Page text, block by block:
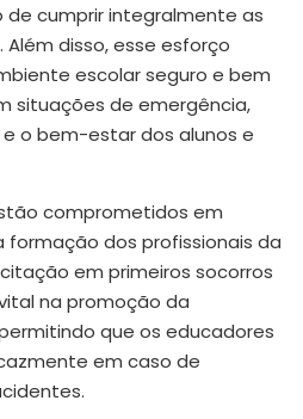
de cumprir integralmente as
Além disso, esse esforço
escolar seguro e bem
situações de emergência,
o bem-estar dos alunos e
comprometidos em
formação dos profissionais da
em primeiros socorros
na promoção da
que os educadores
em caso de